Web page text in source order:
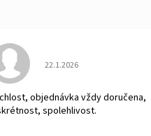
Hodnocení obchodu je 5 z
22.1.2026
objednávka vždy doručena,
spolehlivost.